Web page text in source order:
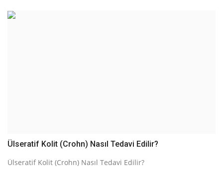
Ülseratif Kolit (Crohn) Nasıl Tedavi Edilir?
Ülseratif Kolit (Crohn) Nasıl Tedavi Edilir?